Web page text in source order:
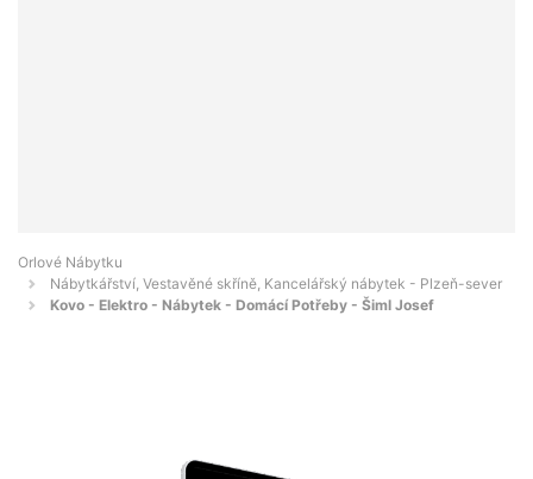
Orlové Nábytku
Nábytkářství, Vestavěné skříně, Kancelářský nábytek - Plzeň-sever
Kovo - Elektro - Nábytek - Domácí Potřeby - Šiml Josef